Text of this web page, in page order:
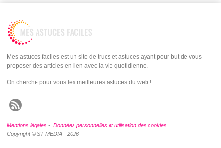
Mes astuces faciles est un site de trucs et astuces ayant pour but de vous
proposer des articles en lien avec la vie quotidienne.
On cherche pour vous les meilleures astuces du web !
Mentions légales - Données personnelles et utilisation des cookies
Copyright © ST MEDIA - 2026